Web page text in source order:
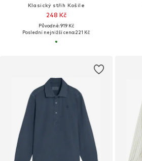
Klasický střih Košile
248 Kč
Původně: 919 Kč
Poslední nejnižší cena:221 Kč